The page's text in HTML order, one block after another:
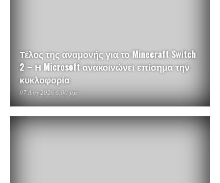
Τέλος της αναμονής για το Minecraft Switch
2 – Η Microsoft ανακοινώνει επίσημα την
κυκλοφορία
07 Αυγ 2026 6:00 μμ